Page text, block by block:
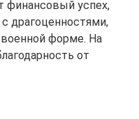
финансовый успех,
драгоценностями,
форме. На
от